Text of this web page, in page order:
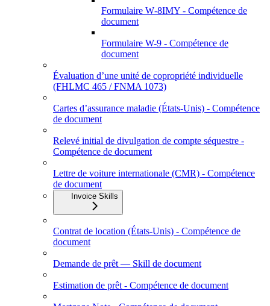
Formulaire W‑8IMY - Compétence de
document
Formulaire W-9 - Compétence de
document
Évaluation d’une unité de copropriété individuelle
(FHLMC 465 / FNMA 1073)
Cartes d’assurance maladie (États‑Unis) - Compétence
de document
Relevé initial de divulgation de compte séquestre -
Compétence de document
Lettre de voiture internationale (CMR) - Compétence
de document
Invoice Skills
Contrat de location (États-Unis) - Compétence de
document
Demande de prêt — Skill de document
Estimation de prêt - Compétence de document